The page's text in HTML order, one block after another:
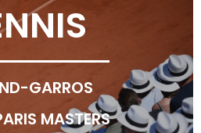
GARROS
MASTERS